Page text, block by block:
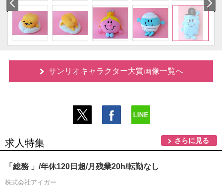
サンリオキャラクター大賞画像一覧へ
求人特集 さらに見る
「総務 」/年休120日超/月残業20h/転勤なし
株式会社アイガー